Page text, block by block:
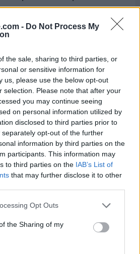
- Do Not Process My
the sale, sharing to third parties, or
or sensitive information for
us, please use the below opt-out
selection. Please note that after your
you may continue seeing
on personal information utilized by
disclosed to third parties prior to
opt-out of the further
information by third parties on the
participants. This information may
to third parties on the IAB’s List of
that may further disclose it to other
Opt Outs
the Sharing of my
(España) 2026
de 2026
Internacionales de
entre fechas
o semanas a una
vivido?
hoy?